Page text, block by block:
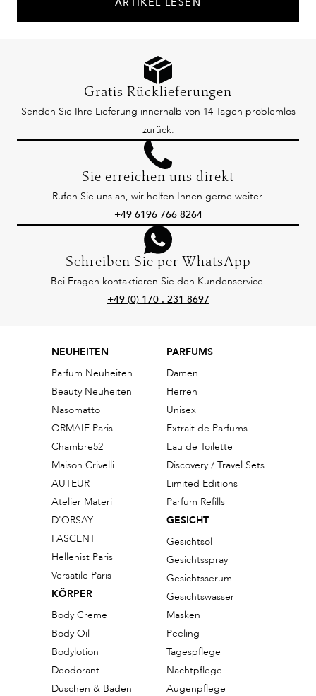
Gratis Rücklieferungen
Senden Sie Ihre Lieferung innerhalb von 14 Tagen problemlos
zurück.
Sie erreichen uns direkt
Rufen Sie uns an, wir helfen Ihnen gerne weiter.
+49 6196 766 8264
Schreiben Sie per WhatsApp
Bei Fragen kontaktieren Sie den Kundenservice.
+49 (0) 170 . 231 8697
NEUHEITEN
Parfum Neuheiten
Beauty Neuheiten
Nasomatto
ORMAIE Paris
Chambre52
Maison Crivelli
AUTEUR
Atelier Materi
D'ORSAY
FASCENT
Hellenist Paris
Versatile Paris
KÖRPER
Body Creme
Body Oil
Bodylotion
Deodorant
Duschen & Baden
PARFUMS
Damen
Herren
Unisex
Extrait de Parfums
Eau de Toilette
Discovery / Travel Sets
Limited Editions
Parfum Refills
GESICHT
Gesichtsöl
Gesichtsspray
Gesichtsserum
Gesichtswasser
Masken
Peeling
Tagespflege
Nachtpflege
Augenpflege